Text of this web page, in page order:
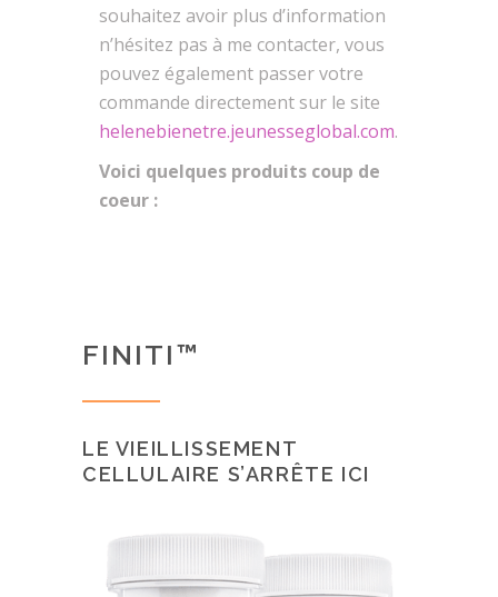
souhaitez avoir plus d’information
n’hésitez pas à me contacter, vous
pouvez également passer votre
commande directement sur le site
helenebienetre.jeunesseglobal.com.
Voici quelques produits coup de
coeur :
FINITI™
LE VIEILLISSEMENT
CELLULAIRE S’ARRÊTE ICI